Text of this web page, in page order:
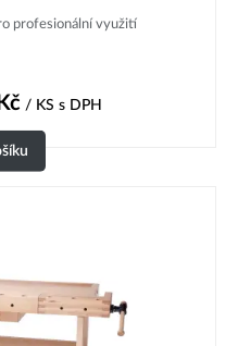
profesionální využití
Kč/ KS s DPH